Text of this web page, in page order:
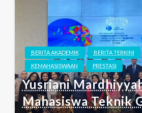
BERITA AKADEMIK BERITA TERKINI
KEMAHASISWAAN
PRESTASI
Yusriani
Mahasiswa Teknik